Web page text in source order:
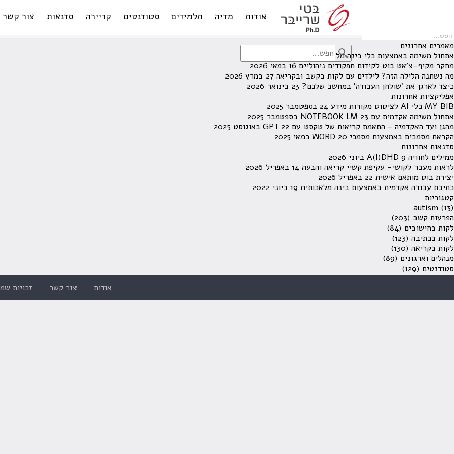
אודות מדיה תלמידים סטודנטים קריירה סדנאות צור קשר
לא נמצאו תוצאות תחת קטגוריה זו.
מחפש משהו מסויים? השתמש בחיפוש
מאמרים אחרונים
אתחול משימה באמצעות כלי בינה מלאכותית
מחקר מקיף-צ'אט בוט לקידום תפקודים ניהוליים 16 במאי 2026
מה נשתנה הלילה הזה? לילדים עם לקות בקשב ובקריאה 27 במרץ 2026
כיצד לארגן את 'שולחן העבודה' במחשב שלכם? 23 בינואר 2026
אפליקציות אחרונות
MY BIB כלי AI לציטוט מקורות מידע
24 בספטמבר 2025
אתחול משימה אקדמית עם NOTEBOOK LM 23 בספטמבר 2025
מהגן ועד האקדמיה – התאמת קריאות של טקסט עם GPT 22 באוגוסט 2025
הקראת מסמכים באמצעות מסמכי WORD 20 במאי 2025
סדנאות אחרונות
ממילים לחוויה A(I)DHD 9 ביוני 2026
לראות מעבר לקושי- עקיפת קשיי קריאה והבעה 14 באפריל 2026
יצירת בוט מותאם אישית 22 באפריל 2026
כתיבת עבודה אקדמית באמצעות בינה מלאכותית 19 ביוני 2022
קטגוריות
autism (13)
הפרעות קשב (203)
לקות בחישובים (84)
לקות בכתיבה (123)
לקות בקריאה (130)
מנהלים וארגונים (89)
סטודנטים (129)
אודות
צור קשר זכויות